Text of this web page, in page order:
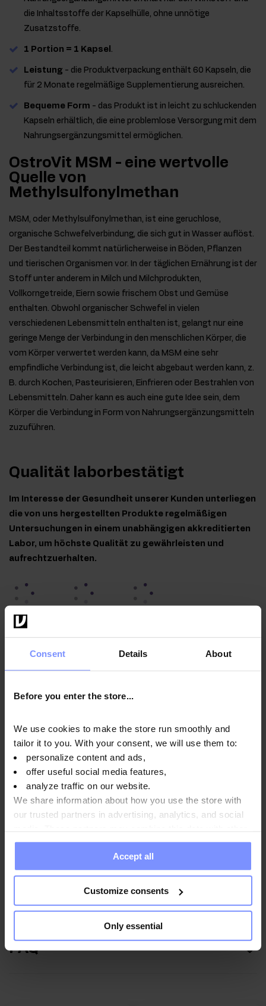
Consent Details About
Before you enter the store...
We use cookies to make the store run smoothly and
tailor it to you. With your consent, we will use them to:
personalize content and ads,
offer useful social media features,
analyze traffic on our website.
We share information about how you use the store with
our trusted partners in advertising, analytics, and social
information you have provided to them or that they have
collected when you use their services. Do you agree?
Accept all
Customize consents
Only essential
die Inhaltsstoffe der Kapselhülle, ohne unnötige
Zusatzstoffe.
1 Portion = 1 Kapsel .
Leistung - die Produktverpackung enthält 60 Kapseln, die
für 2 Monate regelmäßige Supplementierung ausreichen.
Bequeme Form - das Produkt ist in leicht zu schluckenden
Kapseln erhältlich, die eine problemlose Versorgung mit dem
Nahrungsergänzungsmittel ermöglichen.
OstroVit MSM - eine wertvolle
Quelle von
Methylsulfonylmethan
MSM, oder Methylsulfonylmethan, ist eine geruchlose,
organische Schwefelverbindung, die sich gut in Wasser auflöst.
Der Bestandteil kommt natürlicherweise in Böden, Pflanzen
und tierischen Organismen vor. In der täglichen Ernährung ist der
Stoff unter anderem in Milch und Milchprodukten,
Vollkorngetreide, Eiern sowie frischem Obst und Gemüse
enthalten. Obwohl organischer Schwefel in vielen
verschiedenen Lebensmitteln enthalten ist, gelangt nur eine
geringe Menge der Verbindung in den menschlichen Körper, die
vom Körper verwertet werden kann, da MSM eine sehr
empfindliche Verbindung ist, die leicht abgebaut werden kann, z.
B. durch Kochen, Pasteurisieren, Einfrieren oder Bestrahlen von
Lebensmitteln. Daher kann es auch eine gute Idee sein, dem
Körper die Verbindung in Form von Nahrungsergänzungsmitteln
zuzuführen.
Qualität laborbestätigt
Im Interesse der Gesundheit unserer Kunden unterliegen
die von uns hergestellten Produkte regelmäßigen
Untersuchungen in einem unabhängigen akkreditierten
Labor, um höchste Qualität zu gewährleisten und
aufrechtzuerhalten.
OstroVit MSM 1200 mg - Bestimmung des
Anwendungsweise
Nährwertinformationen
Parameter
FAQ